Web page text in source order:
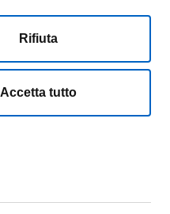
Accetta tutto
Rifiuta